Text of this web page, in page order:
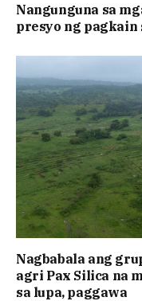
Nangunguna sa
presyo ng pagkain
Nagbabala ang
agri Pax Silica na
sa lupa, paggawa